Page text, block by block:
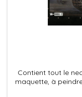
Contient tout le
maquette, à